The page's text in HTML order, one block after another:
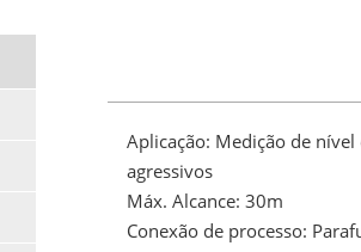
Aplicação: Medição de
agressivos
Máx. Alcance: 30m
Conexão de processo: